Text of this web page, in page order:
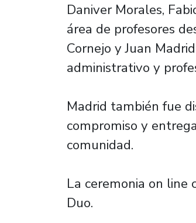
Daniver Morales,
área de profesores
Cornejo y Juan
administrativo y
Madrid también fue
compromiso y
comunidad.
La ceremonia on
Duo.